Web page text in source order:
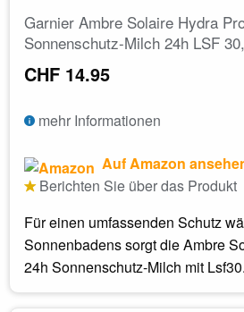
Garnier Ambre Solaire Hydra
Sonnenschutz-Milch 24h LSF
CHF 14.95
mehr Informationen
Auf Amazon
Berichten Sie über das Produkt
Für einen umfassenden Schutz
Sonnenbadens sorgt die Ambre
24h Sonnenschutz-Milch mit